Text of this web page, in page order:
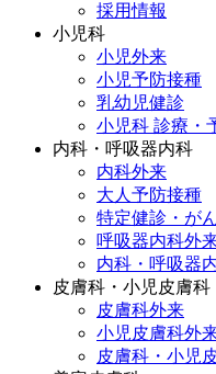
採用情報
小児科
小児外来
小児予防接種
乳幼児健診
小児科 診療・
内科・呼吸器内科
内科外来
大人予防接種
特定健診・が
呼吸器内科外
内科・呼吸器
皮膚科・小児皮膚科
皮膚科外来
小児皮膚科外
皮膚科・小児